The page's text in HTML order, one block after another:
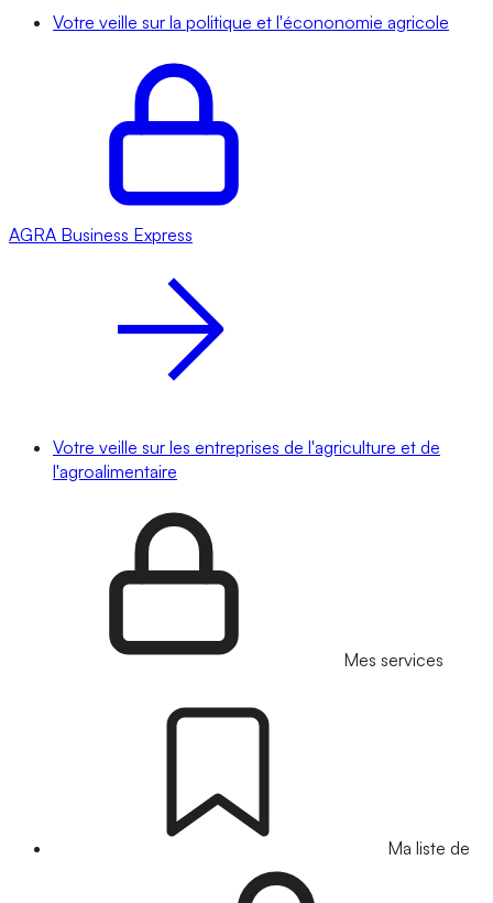
Votre veille sur la politique et l'écononomie agricole
AGRA Business Express
Votre veille sur les entreprises de l'agriculture et de
l'agroalimentaire
Mes services
Ma liste de